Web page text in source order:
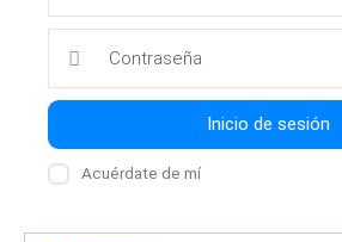
Inicio de sesión
Acuérdate de mí